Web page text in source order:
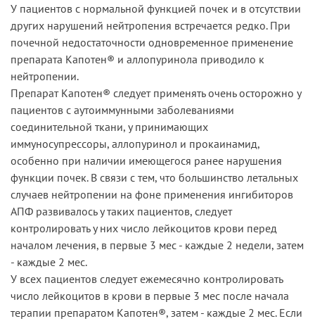
У пациентов с нормальной функцией почек и в отсутствии
других нарушений нейтропения встречается редко. При
почечной недостаточности одновременное применение
препарата Капотен® и аллопуринола приводило к
нейтропении.
Препарат Капотен® следует применять очень осторожно у
пациентов с аутоиммунными заболеваниями
соединительной ткани, у принимающих
иммуносупрессоры, аллопуринол и прокаинамид,
особенно при наличии имеющегося ранее нарушения
функции почек. В связи с тем, что большинство летальных
случаев нейтропении на фоне применения ингибиторов
АПФ развивалось у таких пациентов, следует
контролировать у них число лейкоцитов крови перед
началом лечения, в первые 3 мес - каждые 2 недели, затем
- каждые 2 мес.
У всех пациентов следует ежемесячно контролировать
число лейкоцитов в крови в первые 3 мес после начала
терапии препаратом Капотен®, затем - каждые 2 мес. Если